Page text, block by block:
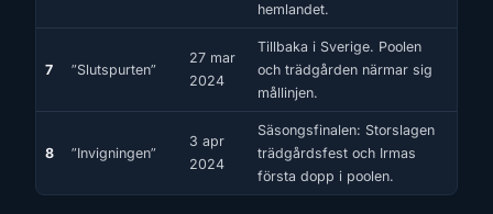
hemlandet.
7 ”Slutspurten”
27 mar
2024
Tillbaka i Sverige. Poolen
och trädgården närmar sig
mållinjen.
8 ”Invigningen”
3 apr
2024
Säsongsfinalen: Storslagen
trädgårdsfest och Irmas
första dopp i poolen.